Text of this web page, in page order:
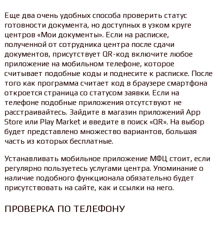
Еще два очень удобных способа проверить статус
готовности документа, но доступных в узком круге
центров «Мои документы». Если на расписке,
полученной от сотрудника центра после сдачи
документов, присутствует QR-код включите любое
приложение на мобильном телефоне, которое
считывает подобные коды и поднесите к расписке. После
того как программа считает код в браузере смартфона
откроется страница со статусом заявки. Если на
телефоне подобные приложения отсутствуют не
расстраивайтесь. Зайдите в магазин приложений App
Store или Play Market и введите в поиск «QR». На выбор
будет представлено множество вариантов, большая
часть из которых бесплатные.
Устанавливать мобильное приложение МФЦ стоит, если
регулярно пользуетесь услугами центра. Упоминание о
наличие подобного функционала обязательно будет
присутствовать на сайте, как и ссылки на него.
ПРОВЕРКА ПО ТЕЛЕФОНУ